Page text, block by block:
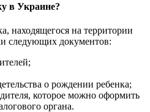
в Украине?
находящегося на территории
следующих документов:
о рождении ребенка;
которое можно оформить
органа.